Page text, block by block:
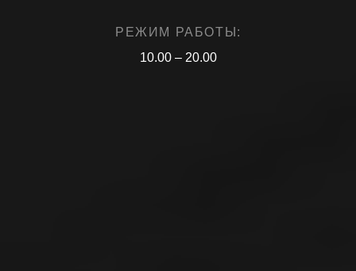
РЕЖИМ РАБОТЫ:
10.00 – 20.00